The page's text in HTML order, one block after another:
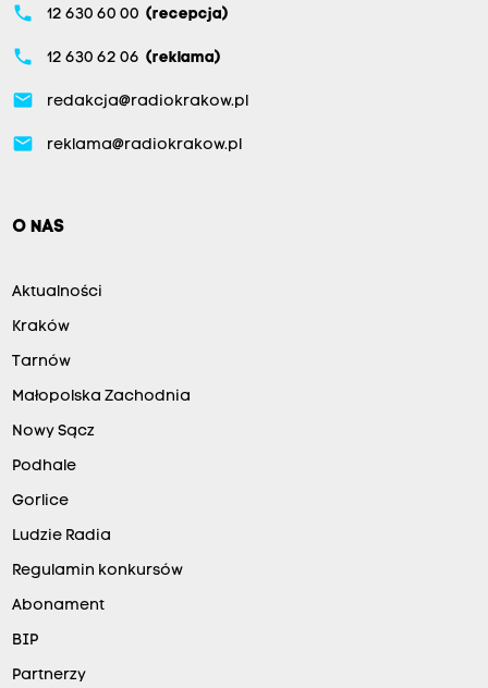
phone 12 630 60 00 (recepcja)
phone 12 630 62 06 (reklama)
email redakcja@radiokrakow.pl
email reklama@radiokrakow.pl
O NAS
Aktualności
Kraków
Tarnów
Małopolska Zachodnia
Nowy Sącz
Podhale
Gorlice
Ludzie Radia
Regulamin konkursów
Abonament
BIP
Partnerzy